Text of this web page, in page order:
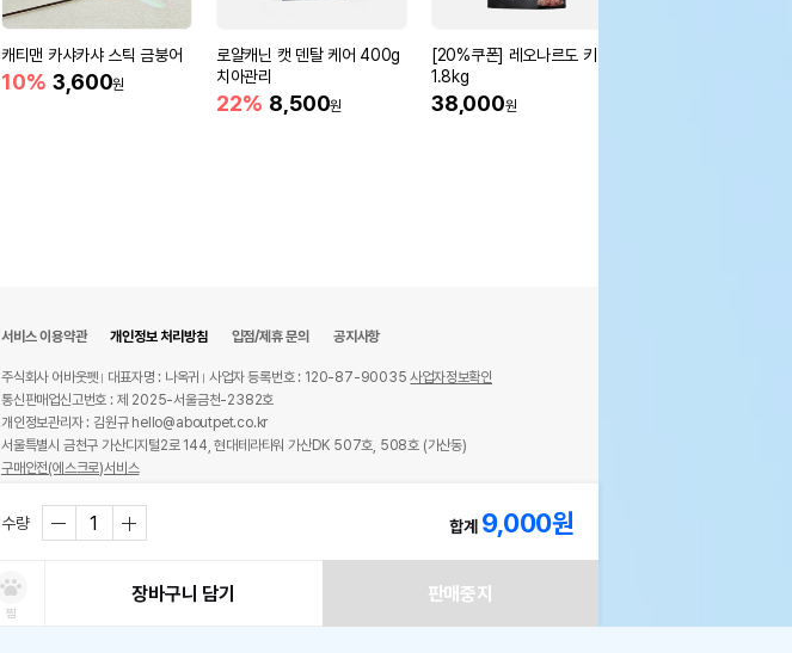
캐티맨 카샤카샤 스틱 금붕어
10% 3,600원
로얄캐닌 캣 덴탈 케어 400g
치아관리
22% 8,500원
[20%쿠폰] 레오나르도 키튼
1.8kg
38,000원
수량 합계 9,000원
찜
장바구니 담기 판매중지
서비스 이용약관 개인정보 처리방침 입점/제휴 문의 공지사항
주식회사 어바웃펫 대표자명 : 나옥귀 사업자 등록번호 : 120-87-90035사업자정보확인
통신판매업신고번호 : 제 2025-서울금천-2382호
개인정보관리자 : 김원규 hello@aboutpet.co.kr
서울특별시 금천구 가산디지털2로 144, 현대테라타워 가산DK 507호, 508호 (가산동)
구매안전(에스크로)서비스